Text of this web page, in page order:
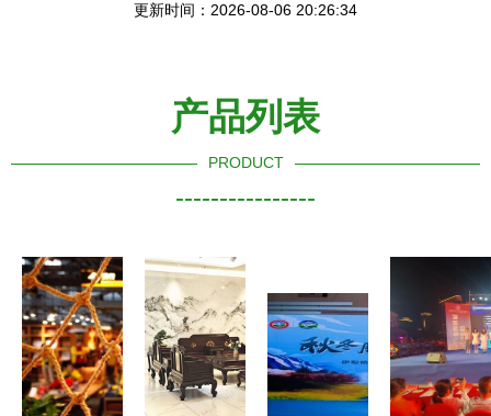
更新时间：2026-08-06 20:26:34
产品列表
PRODUCT
----------------